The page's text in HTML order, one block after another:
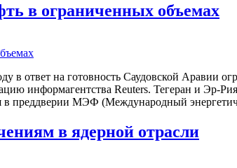
в ограниченных объемах
в ответ на готовность Саудовской Аравии
информагентства Reuters. Тегеран и Эр-
в преддверии МЭФ (Международный
в ядерной отрасли